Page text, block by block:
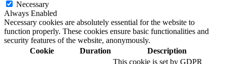
Necessary
Always Enabled
Necessary cookies are absolutely essential for the website to
function properly. These cookies ensure basic functionalities and
security features of the website, anonymously.
Cookie
Duration Description
This cookie is set by GDPR